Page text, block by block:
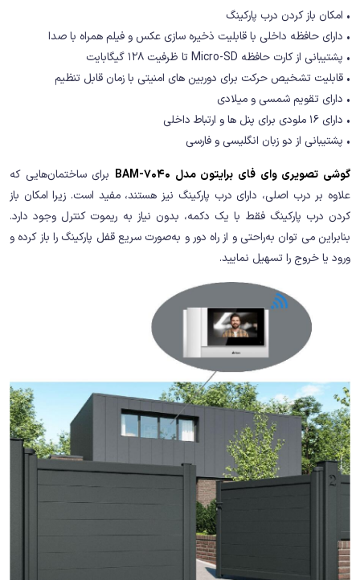
• امکان باز کردن درب پارکینگ
• دارای حافظه داخلی با قابلیت ذخیره سازی عکس و فیلم همراه با صدا
• پشتیبانی از کارت حافظه Micro-SD تا ظرفیت 128 گیگابایت
• قابلیت تشخیص حرکت برای دوربین های امنیتی با زمان قابل تنظیم
• دارای تقویم شمسی و میلادی
• دارای 16 ملودی برای پنل ها و ارتباط داخلی
• پشتیبانی از دو زبان انگلیسی و فارسی
گوشی تصویری وای فای برایتون مدل BAM-7040
برای ساختمان‌هایی که
علاوه بر درب اصلی، دارای درب پارکینگ نیز هستند، مفید است. زیرا امکان باز
کردن درب پارکینگ فقط با یک دکمه، بدون نیاز به ریموت کنترل وجود دارد.
بنابراین می توان به‌راحتی و از راه دور و به‌صورت سریع قفل پارکینگ را باز کرده و
ورود یا خروج را تسهیل نمایید.